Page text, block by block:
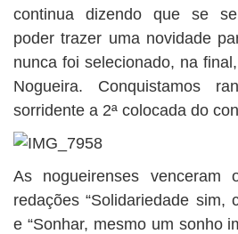
continua dizendo que se
poder trazer uma novidade
nunca foi selecionado, na
Nogueira. Conquistamos
sorridente a 2ª colocada do
As nogueirenses venceram
redações “Solidariedade sim,
e “Sonhar, mesmo um sonho